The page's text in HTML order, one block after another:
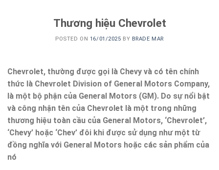
Thương hiệu Chevrolet
POSTED ON 16/01/2025 BY BRADE MAR
Chevrolet, thường được gọi là Chevy và có tên chính
thức là Chevrolet Division of General Motors Company,
là một bộ phận của General Motors (GM). Do sự nổi bật
và công nhận tên của Chevrolet là một trong những
thương hiệu toàn cầu của General Motors, ‘Chevrolet’,
‘Chevy’ hoặc ‘Chev’ đôi khi được sử dụng như một từ
đồng nghĩa với General Motors hoặc các sản phẩm của
nó